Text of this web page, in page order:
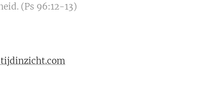
(Ps 96:12-13)